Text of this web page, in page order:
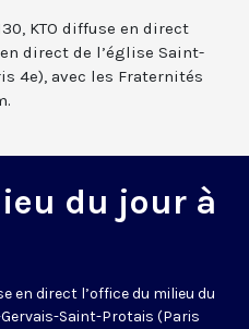
KTO diffuse en direct
direct de l’église Saint-
4e), avec les Fraternités
du jour à
en direct l’office du milieu du
Saint-Protais (Paris